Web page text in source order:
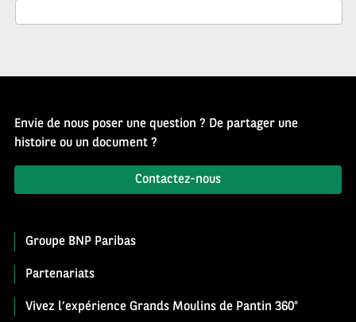
Envie de nous poser une question ? De partager une
histoire ou un document ?
Contactez-nous
Groupe BNP Paribas
Partenariats
Vivez l’expérience Grands Moulins de Pantin 360°